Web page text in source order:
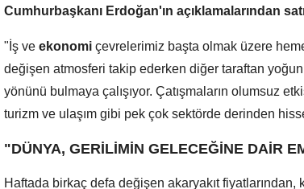
Cumhurbaşkanı Erdoğan'ın açıklamalarından
"İş ve ekonomi çevrelerimiz başta olmak üzere
değişen atmosferi takip ederken diğer taraftan
yönünü bulmaya çalışıyor. Çatışmaların olumsuz
turizm ve ulaşım gibi pek çok sektörde derinden
"DÜNYA, GERİLİMİN GELECEĞİNE DAİR
Haftada birkaç defa değişen akaryakıt fiyatlarından,